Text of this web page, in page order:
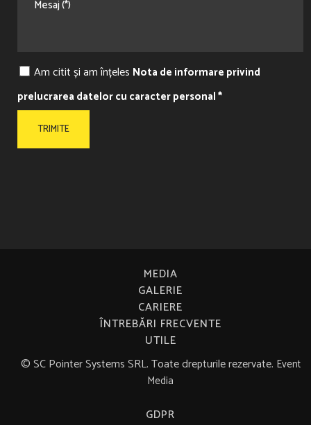
Am citit și am înțeles Nota de informare privind
prelucrarea datelor cu caracter personal *
MEDIA
GALERIE
CARIERE
ÎNTREBĂRI FRECVENTE
UTILE
© SC Pointer Systems SRL. Toate drepturile rezervate. Event
Media
GDPR